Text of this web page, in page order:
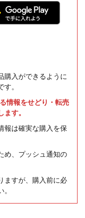
購入ができるように
。
情報をせどり・転売
す。
報は確実な購入を保
め、プッシュ通知の
ますが、購入前に必